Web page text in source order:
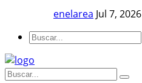
enelarea Jul 7, 2026